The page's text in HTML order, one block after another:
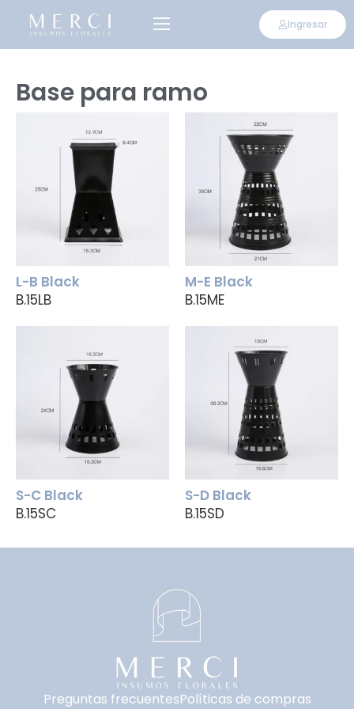
Ingresar
Base para ramo
B.15LB
L-B Black
B.15ME
M-E Black
B.15SC
S-C Black
B.15SD
S-D Black
Preguntas frecuentesPolíticas de compras